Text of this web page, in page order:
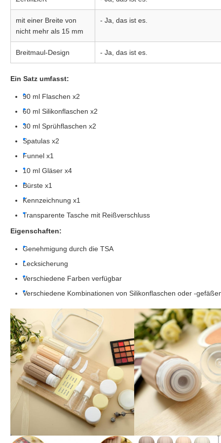
mit einer Breite von
nicht mehr als 15 mm
- Ja, das ist es.
Breitmaul-Design - Ja, das ist es.
Ein Satz umfasst:
90 ml Flaschen x2
60 ml Silikonflaschen x2
30 ml Sprühflaschen x2
Spatulas x2
Funnel x1
10 ml Gläser x4
Bürste x1
Kennzeichnung x1
Transparente Tasche mit Reißverschluss
Eigenschaften:
Genehmigung durch die TSA
Lecksicherung
Verschiedene Farben verfügbar
Verschiedene Kombinationen von Silikonflaschen oder -